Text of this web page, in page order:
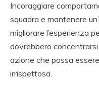
Incoraggiare
squadra e mantenere
migliorare l’esperienza
dovrebbero
azione che possa
irrispettosa.